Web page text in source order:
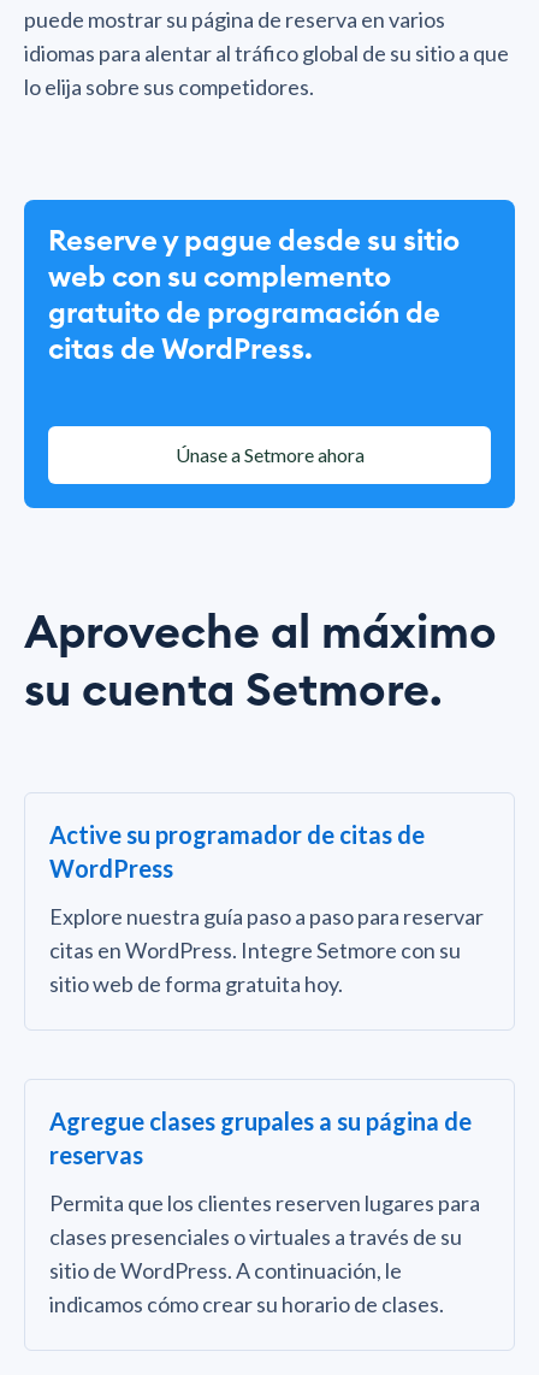
puede mostrar su página de reserva en varios
idiomas para alentar al tráfico global de su sitio a que
lo elija sobre sus competidores.
Reserve y pague desde su sitio
web con su complemento
gratuito de programación de
citas de WordPress.
Únase a Setmore ahora
Aproveche al máximo
su cuenta Setmore.
Active su programador de citas de
WordPress
Explore nuestra guía paso a paso para reservar
citas en WordPress. Integre Setmore con su
sitio web de forma gratuita hoy.
Agregue clases grupales a su página de
reservas
Permita que los clientes reserven lugares para
clases presenciales o virtuales a través de su
sitio de WordPress. A continuación, le
indicamos cómo crear su horario de clases.